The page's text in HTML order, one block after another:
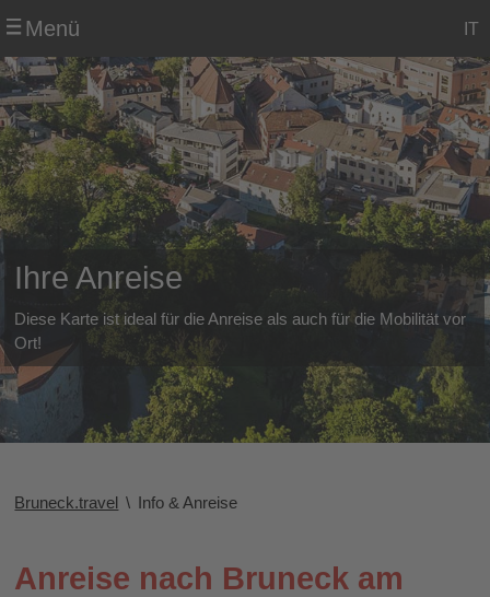
Menü IT
Bruneck.travel \ Info & Anreise
Anreise nach Bruneck am
Ihre Anreise
Diese Karte ist ideal für die Anreise als auch für die Mobilität vor
Ort!